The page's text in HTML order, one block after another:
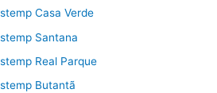
Casa Verde
Santana
Real Parque
Butantã